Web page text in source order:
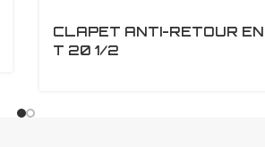
CLAPET ANTI-RETOUR EN
T 20 1/2